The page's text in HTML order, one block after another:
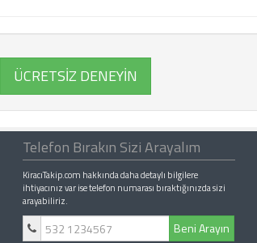
ÜCRETSİZ DENEYİN
Telefon Bırakın Sizi Arayalım
KiracıTakip.com hakkında daha detaylı bilgilere
ihtiyacınız var ise telefon numarası bıraktığınızda sizi
arayabiliriz.
Beni Arayın